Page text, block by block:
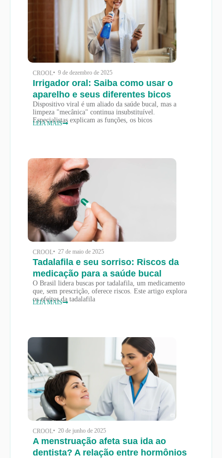
CROOL• 9 de dezembro de 2025
Irrigador oral: Saiba como usar o
aparelho e seus diferentes bicos
Dispositivo viral é um aliado da saúde bucal, mas a
limpeza "mecânica" continua insubstituível.
Especialistas explicam as funções, os bicos
LEIA MAIS
CROOL• 27 de maio de 2025
Tadalafila e seu sorriso: Riscos da
medicação para a saúde bucal
O Brasil lidera buscas por tadalafila, um medicamento
que, sem prescrição, oferece riscos. Este artigo explora
os efeitos da tadalafila
LEIA MAIS
CROOL• 20 de junho de 2025
A menstruação afeta sua ida ao
dentista? A relação entre hormônios